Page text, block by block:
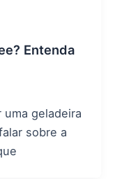
Entenda
geladeira
sobre a